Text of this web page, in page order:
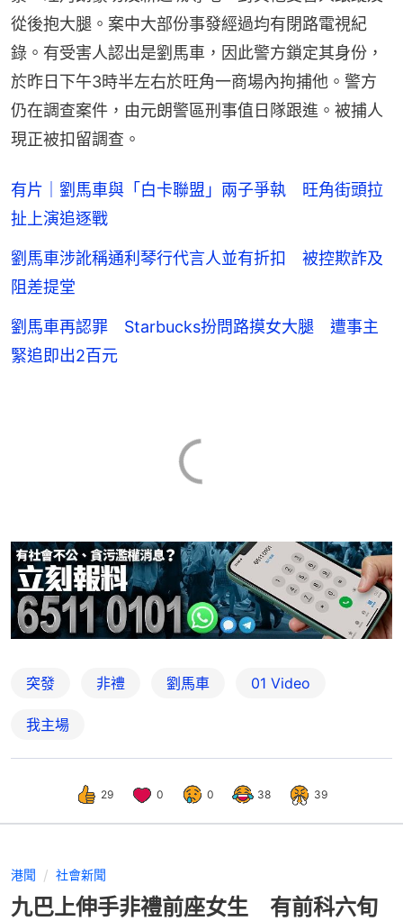
從後抱大腿。案中大部份事發經過均有閉路電視紀
錄。有受害人認出是劉馬車，因此警方鎖定其身份，
於昨日下午3時半左右於旺角一商場內拘捕他。警方
仍在調查案件，由元朗警區刑事值日隊跟進。被捕人
現正被扣留調查。
有片｜劉馬車與「白卡聯盟」兩子爭執 旺角街頭拉
扯上演追逐戰
劉馬車涉訛稱通利琴行代言人並有折扣 被控欺詐及
阻差提堂
劉馬車再認罪 Starbucks扮問路摸女大腿 遭事主
緊追即出2百元
突發 非禮 劉馬車 01 Video
我主場
29 0 0 38 39
港聞 社會新聞
九巴上伸手非禮前座女生 有前科六旬